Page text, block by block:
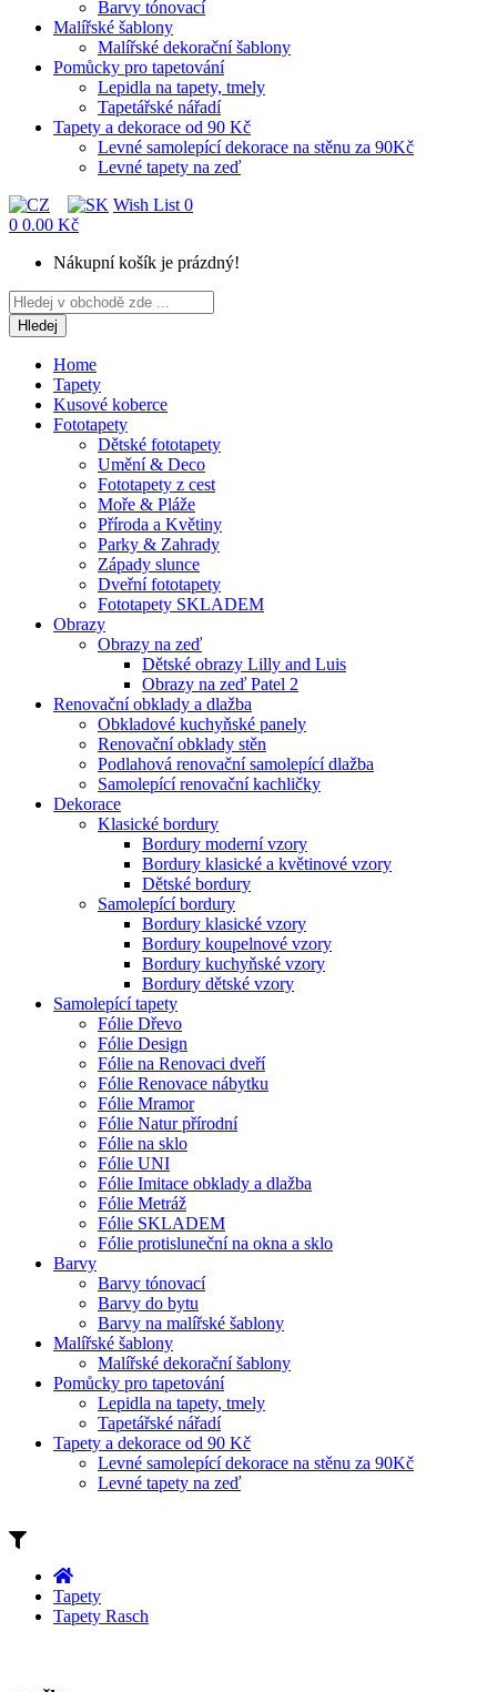
Barvy tónovací
Malířské šablony
Malířské dekorační šablony
Pomůcky pro tapetování
Lepidla na tapety, tmely
Tapetářské nářadí
Tapety a dekorace od 90 Kč
Levné samolepící dekorace na stěnu za 90Kč
Levné tapety na zeď
Wish List 0
0 0.00 Kč
Nákupní košík je prázdný!
Hledej
Home
Tapety
Kusové koberce
Fototapety
Dětské fototapety
Umění & Deco
Fototapety z cest
Moře & Pláže
Příroda a Květiny
Parky & Zahrady
Západy slunce
Dveřní fototapety
Fototapety SKLADEM
Obrazy
Obrazy na zeď
Dětské obrazy Lilly and Luis
Obrazy na zeď Patel 2
Renovační obklady a dlažba
Obkladové kuchyňské panely
Renovační obklady stěn
Podlahová renovační samolepící dlažba
Samolepící renovační kachličky
Dekorace
Klasické bordury
Bordury moderní vzory
Bordury klasické a květinové vzory
Dětské bordury
Samolepící bordury
Bordury klasické vzory
Bordury koupelnové vzory
Bordury kuchyňské vzory
Bordury dětské vzory
Samolepící tapety
Fólie Dřevo
Fólie Design
Fólie na Renovaci dveří
Fólie Renovace nábytku
Fólie Mramor
Fólie Natur přírodní
Fólie na sklo
Fólie UNI
Fólie Imitace obklady a dlažba
Fólie Metráž
Fólie SKLADEM
Fólie protisluneční na okna a sklo
Barvy
Barvy tónovací
Barvy do bytu
Barvy na malířské šablony
Malířské šablony
Malířské dekorační šablony
Pomůcky pro tapetování
Lepidla na tapety, tmely
Tapetářské nářadí
Tapety a dekorace od 90 Kč
Levné samolepící dekorace na stěnu za 90Kč
Levné tapety na zeď
Tapety
Tapety Rasch